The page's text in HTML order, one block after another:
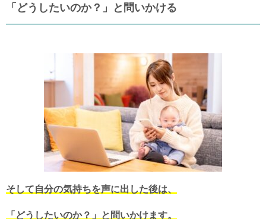
「どうしたいのか？」と問いかける
そして自分の気持ちを声に出した後は、
「どうしたいのか？」と問いかけます。